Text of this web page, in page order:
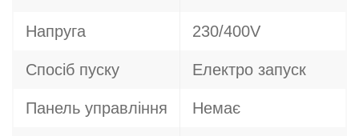
Напруга 230/400V
Спосіб пуску Електро запуск
Панель управління Немає